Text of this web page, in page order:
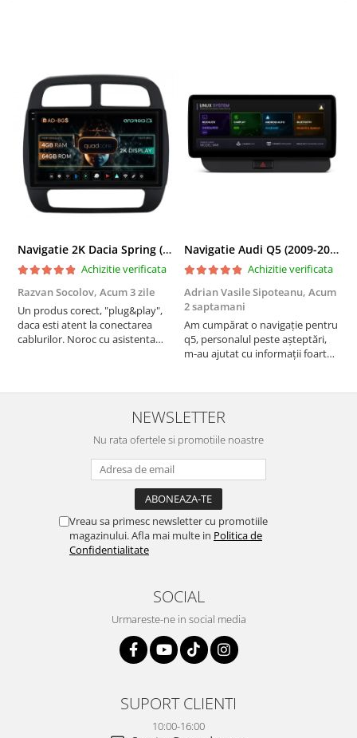
Navigatie 2K Dacia Spring (2021- Prezent), Android, S-Quadcore / 4GB RAM + 64GB ROM, 9.5 Inch - AD-BGS90042K+AD-BGRKIT366V4s
Achizitie verificata
Razvan Socolov, Acum 3 zile
Un produs corect, "plug&play",
daca esti atent la conectarea
cablurilor. Noroc cu asistenta
atras atentia ca nu era conectat
cablul de video de la camera
Navigatie Audi Q5 (2009-2017), Linux OS & OEM, MMI 3G, CarPlay & Android Auto Wireless, MirrorLink, Camera AHD, 12.3 Inch - AD-BGAALNXH+AD-BGRKITQ5002
Achizitie verificata
Adrian Vasile Sipoteanu, Acum
2 saptamani
Am cumpărat o navigație pentru
q5, personalul peste așteptări,
m-au ajutat cu informații foarte
serviabili, livrare rapidă, suport
tehnic, totul impecabil, o să revin
la ei și pentru vi...
NEWSLETTER
Nu rata ofertele si promotiile noastre
Vreau sa primesc newsletter cu promotiile
magazinului. Afla mai multe in Politica de
Confidentialitate
SOCIAL
Urmareste-ne in social media
SUPORT CLIENTI
10:00-16:00